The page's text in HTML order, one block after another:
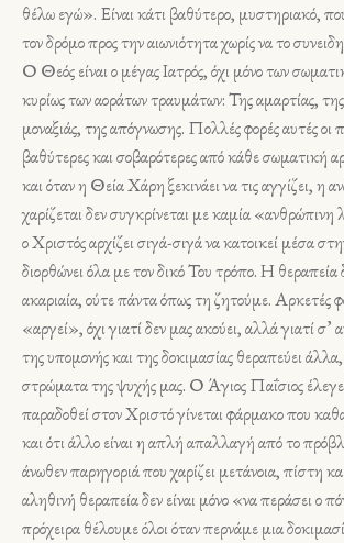
θέλω εγώ». Είναι κάτι βα­θύτερο, μυστηριακό,
τον δρόμο προς την αιωνιότητα χωρίς να το
Ο Θεός είναι ο μέγας Ιατρός, όχι μόνο των
κυρίως των αοράτων τραυμάτων: Της αμαρτίας,
μοναξιάς, της απόγνωσης. Πολλές φορές αυτές οι
βαθύτερες και σοβαρότερες από κάθε σωματική
και όταν η Θεία Χά­ρη ξεκινάει να τις αγγίζει, η
χαρίζεται δεν συγκρίνεται με καμία
ο Χριστός αρχίζει σιγά-σιγά να κατοικεί μέσα
διορθώνει όλα με τον δικό Του τρόπο. Η θεραπεία
ακαριαία, ούτε πάντα όπως τη ζητούμε. Αρκετές
«αργεί», όχι γιατί δεν μας ακούει, αλλά γιατί σ’
της υπομονής και της δοκιμασίας θεραπεύει
στρώματα της ψυχής μας. Ο Άγιος Παΐσιος έλεγε
παραδοθεί στον Χριστό γίνεται φάρμακο που
και ότι άλλο είναι η απλή απαλλαγή από το
άνωθεν παρηγοριά που χα­ρίζει μετάνοια, πίστη
αληθινή θε­ραπεία δεν είναι μόνο «να περάσει ο
πρόχειρα θέλουμε όλοι όταν περνάμε μια